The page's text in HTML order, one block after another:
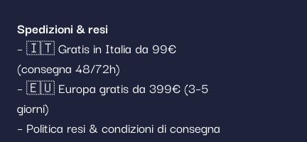
Spedizioni & resi
– 🇮🇹 Gratis in Italia da 99€
(consegna 48/72h)
– 🇪🇺 Europa gratis da 399€ (3–5
giorni)
– Politica resi & condizioni di consegna